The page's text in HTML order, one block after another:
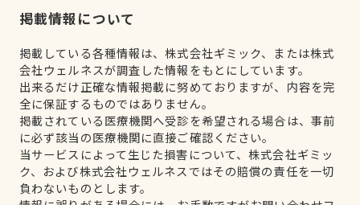
掲載情報について
掲載している各種情報は、株式会社ギミック、または株式
会社ウェルネスが調査した情報をもとにしています。
出来るだけ正確な情報掲載に努めておりますが、内容を完
全に保証するものではありません。
掲載されている医療機関へ受診を希望される場合は、事前
に必ず該当の医療機関に直接ご確認ください。
当サービスによって生じた損害について、株式会社ギミッ
ク、および株式会社ウェルネスではその賠償の責任を一切
負わないものとします。